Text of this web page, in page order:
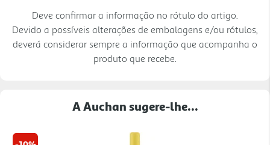
Deve confirmar a informação no rótulo do artigo.
Devido a possíveis alterações de embalagens e/ou rótulos,
deverá considerar sempre a informação que acompanha o
produto que recebe.
A Auchan sugere-lhe...